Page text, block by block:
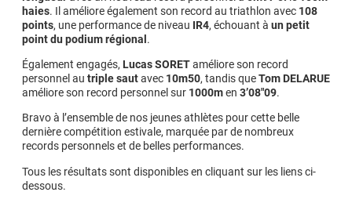
haies. Il améliore également son record au triathlon avec 108
points, une performance de niveau IR4, échouant à un petit
point du podium régional .
Également engagés, Lucas SORETaméliore son record
personnel au triple sautavec 10m50, tandis queTom DELARUE
améliore son record personnel sur 1000men 3’08″09.
Bravo à l’ensemble de nos jeunes athlètes pour cette belle
dernière compétition estivale, marquée par de nombreux
records personnels et de belles performances.
Tous les résultats sont disponibles en cliquant sur les liens ci-
dessous.